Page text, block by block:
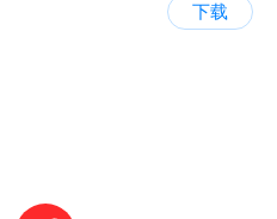
下载